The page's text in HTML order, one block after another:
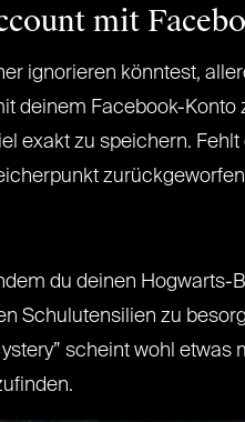
mit
ignorieren könntest,
deinem Facebook-Konto
exakt zu speichern. Fehlt
du deinen Hogwarts-
Schulutensilien zu
scheint wohl